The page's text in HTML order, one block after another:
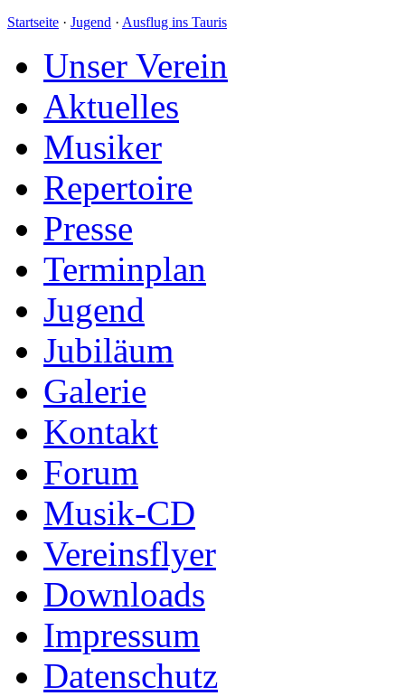
Startseite · Jugend · Ausflug ins Tauris
Unser Verein
Aktuelles
Musiker
Repertoire
Presse
Terminplan
Jugend
Jubiläum
Galerie
Kontakt
Forum
Musik-CD
Vereinsflyer
Downloads
Impressum
Datenschutz